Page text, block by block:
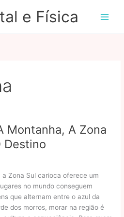
e Física
Montanha, A Zona
Destino
Zona Sul carioca oferece um
no mundo conseguem
que alternam entre o azul da
dos morros, morar na região é